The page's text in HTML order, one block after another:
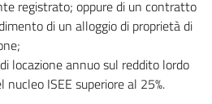
registrato; oppure di un contratto
di un alloggio di proprietà di
locazione annuo sul reddito lordo
nucleo ISEE superiore al 25%.